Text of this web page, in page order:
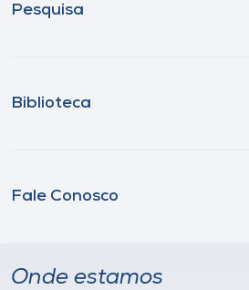
Pesquisa
Biblioteca
Fale Conosco
Onde estamos